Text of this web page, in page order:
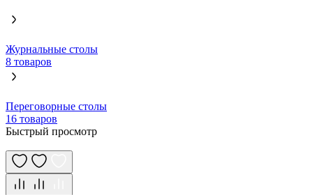
Журнальные столы
8 товаров
Переговорные столы
16 товаров
Быстрый просмотр